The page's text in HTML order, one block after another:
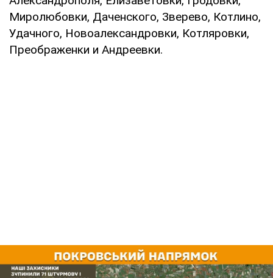
Миролюбовки, Даченского, Зверево, Котлино,
Удачного, Новоалександровки, Котляровки,
Преображенки и Андреевки.